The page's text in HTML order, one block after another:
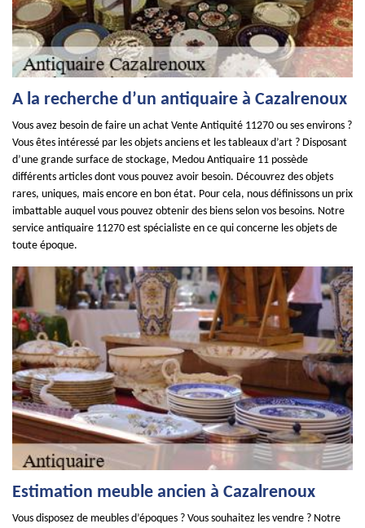
A la recherche d’un antiquaire à Cazalrenoux
Vous avez besoin de faire un achat Vente Antiquité 11270 ou ses environs ?
Vous êtes intéressé par les objets anciens et les tableaux d’art ? Disposant
d’une grande surface de stockage, Medou Antiquaire 11 possède
différents articles dont vous pouvez avoir besoin. Découvrez des objets
rares, uniques, mais encore en bon état. Pour cela, nous définissons un prix
imbattable auquel vous pouvez obtenir des biens selon vos besoins. Notre
service antiquaire 11270 est spécialiste en ce qui concerne les objets de
toute époque.
Estimation meuble ancien à Cazalrenoux
Vous disposez de meubles d’époques ? Vous souhaitez les vendre ? Notre